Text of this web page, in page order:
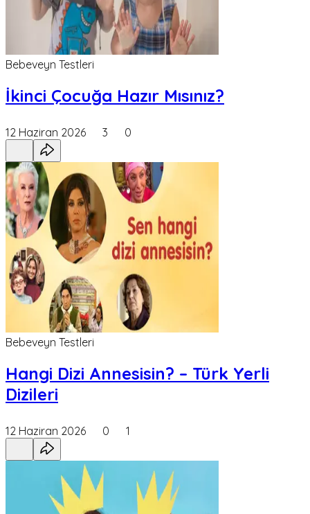
Bebeveyn Testleri
İkinci Çocuğa Hazır Mısınız?
12 Haziran 2026 3 0
Bebeveyn Testleri
Hangi Dizi Annesisin? – Türk Yerli
Dizileri
12 Haziran 2026 0 1